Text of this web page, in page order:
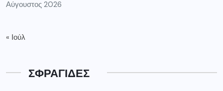
Αύγουστος 2026
« Ιούλ
ΣΦΡΑΓΙΔΕΣ